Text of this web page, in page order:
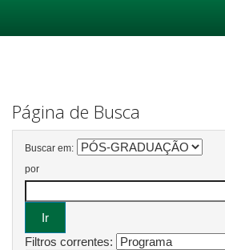
Página de Busca
Buscar em:
por
Filtros correntes: